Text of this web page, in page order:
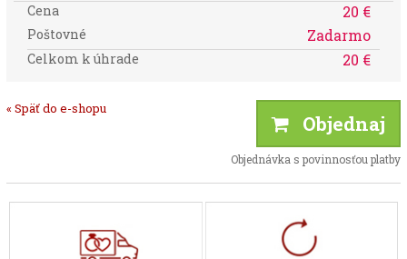
Cena 20 €
Poštovné Zadarmo
Celkom k úhrade 20 €
« Späť do e-shopu
Objednaj
Objednávka s povinnosťou platby